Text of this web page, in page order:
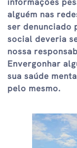
alguém nas
ser denunciado
social deveria
nossa
Envergonhar
sua saúde
pelo mesmo.